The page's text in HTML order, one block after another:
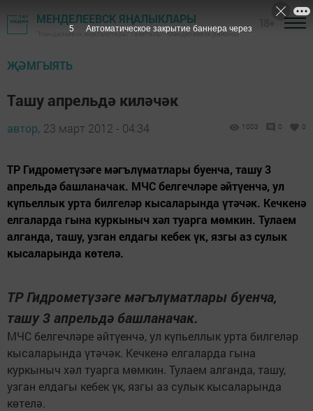
МЕНДЕЛЕЕВСК ЯҢАЛЫКЛАРЫ
"Менделеевск яңалыклары" газетасы - Менделеевск районы
ҖӘМГЫЯТЬ
Ташу апрельдә киләчәк
автор, 23 март 2012 - 04:34 1003 0 0
ТР Гидрометүзәге мәгълүматлары буенча, ташу 3
апрельдә башланачак. МЧС белгечләре әйтүенчә, ул
күпьеллык урта билгеләр кысаларында үтәчәк. Кечкенә
елгаларда гына куркыныч хәл туарга мөмкин. Тулаем
алганда, ташу, узган елдагы кебек үк, язгы аз сулык
кысаларында көтелә.
ТР Гидрометүзәге мәгълүматлары буенча,
ташу 3 апрельдә башланачак.
МЧС белгечләре әйтүенчә, ул күпьеллык урта билгеләр
кысаларында үтәчәк. Кечкенә елгаларда гына
куркыныч хәл туарга мөмкин. Тулаем алганда, ташу,
узган елдагы кебек үк, язгы аз сулык кысаларында
көтелә.
4 Автоматическое закрытие баннера через